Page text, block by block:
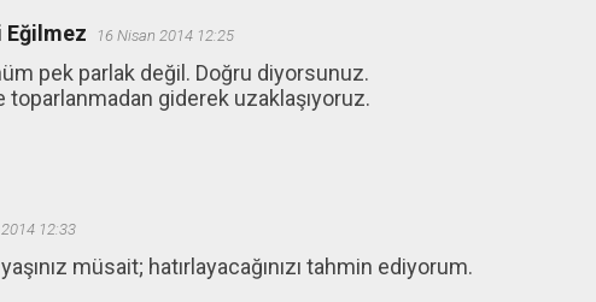
Eğilmez 16 Nisan 2014 12:25
pek parlak değil. Doğru diyorsunuz.
toparlanmadan giderek uzaklaşıyoruz.
12:33
müsait; hatırlayacağınızı tahmin ediyorum.